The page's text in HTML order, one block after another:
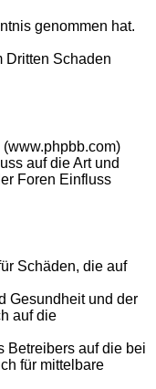
genommen hat.
Dritten Schaden
auf die Art und
Foren Einfluss
Schäden, die auf
Gesundheit und der
auf die
Betreibers auf die bei
für mittelbare